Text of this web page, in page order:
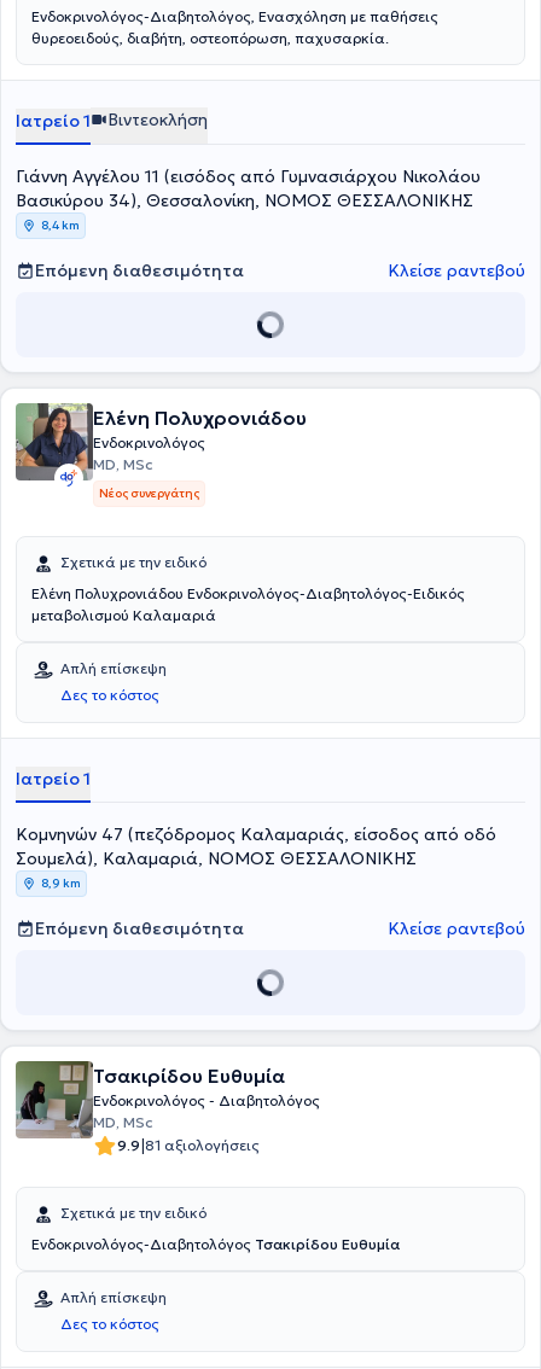
Ενδοκρινολόγος-Διαβητολόγος, Ενασχόληση με παθήσεις
θυρεοειδούς, διαβήτη, οστεοπόρωση, παχυσαρκία.
Ιατρείο 1 Βιντεοκλήση
Γιάννη Αγγέλου 11 (εισόδος από Γυμνασιάρχου Νικολάου
Βασικύρου 34), Θεσσαλονίκη, ΝΟΜΟΣ ΘΕΣΣΑΛΟΝΙΚΗΣ
8,4 km
Επόμενη διαθεσιμότητα Κλείσε ραντεβού
Ελένη Πολυχρονιάδου
Ενδοκρινολόγος
MD, MSc
Νέος συνεργάτης
Σχετικά με την ειδικό
Ελένη Πολυχρονιάδου Ενδοκρινολόγος-Διαβητολόγος-Ειδικός
μεταβολισμού Καλαμαριά
Απλή επίσκεψη
Δες το κόστος
Ιατρείο 1
Κομνηνών 47 (πεζόδρομος Καλαμαριάς, είσοδος από οδό
Σουμελά), Καλαμαριά, ΝΟΜΟΣ ΘΕΣΣΑΛΟΝΙΚΗΣ
8,9 km
Επόμενη διαθεσιμότητα Κλείσε ραντεβού
Τσακιρίδου Ευθυμία
Ενδοκρινολόγος - Διαβητολόγος
MD, MSc
9.9|81 αξιολογήσεις
Σχετικά με την ειδικό
Ενδοκρινολόγος-Διαβητολόγος Τσακιρίδου Ευθυμία
Απλή επίσκεψη
Δες το κόστος